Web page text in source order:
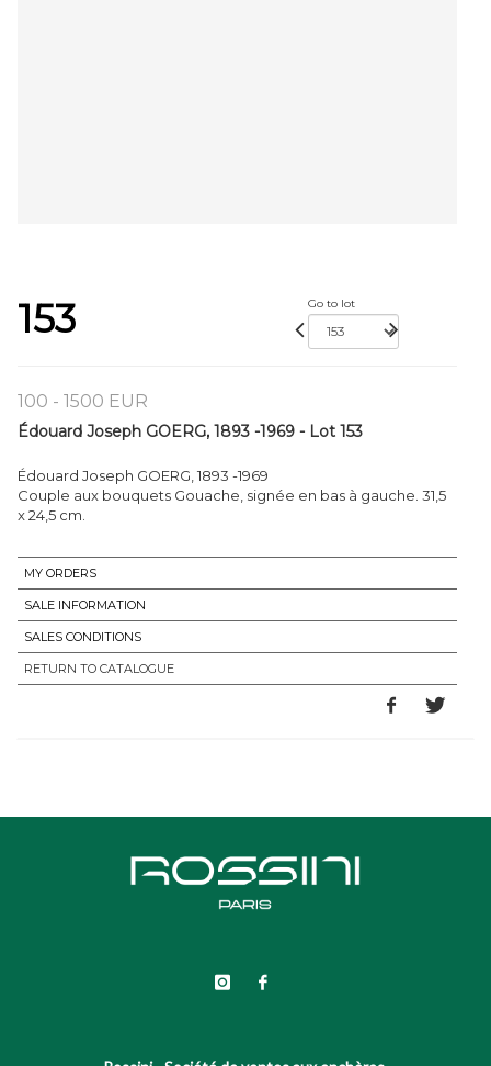
153 Go to lot
100 - 1500 EUR
Édouard Joseph GOERG, 1893 -1969 - Lot 153
Édouard Joseph GOERG, 1893 -1969
Couple aux bouquets Gouache, signée en bas à gauche. 31,5
x 24,5 cm.
MY ORDERS
SALE INFORMATION
SALES CONDITIONS
RETURN TO CATALOGUE